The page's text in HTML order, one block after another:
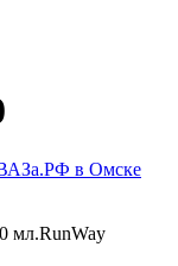
в Омске
мл.RunWay